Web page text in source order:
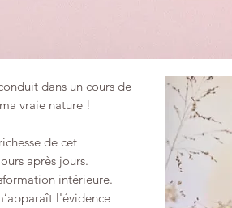
dans un cours de
vraie nature !
de cet
après jours.
intérieure.
l'évidence